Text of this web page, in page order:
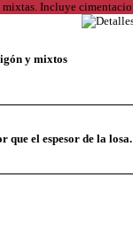
y mixtos
que el espesor de la losa.